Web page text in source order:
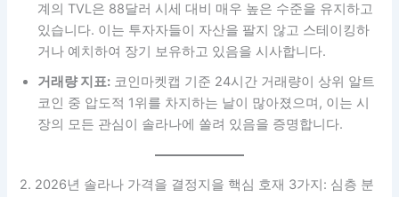
계의 TVL은 88달러 시세 대비 매우 높은 수준을 유지하고
있습니다. 이는 투자자들이 자산을 팔지 않고 스테이킹하
거나 예치하여 장기 보유하고 있음을 시사합니다.
거래량 지표: 코인마켓캡 기준 24시간 거래량이 상위 알트
코인 중 압도적 1위를 차지하는 날이 많아졌으며, 이는 시
장의 모든 관심이 솔라나에 쏠려 있음을 증명합니다.
2. 2026년 솔라나 가격을 결정지을 핵심 호재 3가지: 심층 분